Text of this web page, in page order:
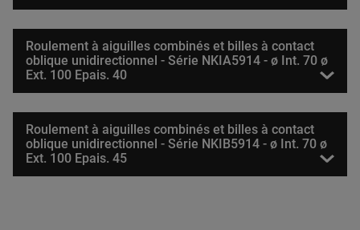
Roulement à aiguilles combinés et billes à contact
oblique unidirectionnel - Série NKIA5914 - ø Int. 70 ø
Ext. 100 Epais. 40
Roulement à aiguilles combinés et billes à contact
oblique unidirectionnel - Série NKIB5914 - ø Int. 70 ø
Ext. 100 Epais. 45